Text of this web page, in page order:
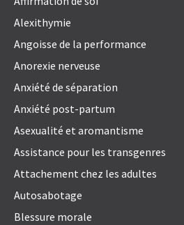
Alexithymie
Angoisse de la performance
Anorexie nerveuse
Anxiété de séparation
Anxiété post-partum
Asexualité et aromantisme
Assistance pour les transgenres
Attachement chez les adultes
Autosabotage
Blessure morale